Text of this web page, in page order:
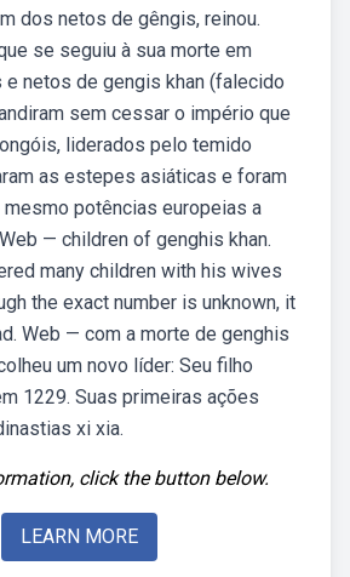
dos netos de gêngis, reinou.
se seguiu à sua morte em
netos de gengis khan (falecido
sem cessar o império que
liderados pelo temido
as estepes asiáticas e foram
mesmo potências europeias a
— children of genghis khan.
many children with his wives
the exact number is unknown, it
Web — com a morte de genghis
um novo líder: Seu filho
1229. Suas primeiras ações
xi xia.
click the button below.
LEARN MORE